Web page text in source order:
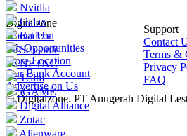
Nvidia
Galax
Radeon
Seasonic
NETAC
Team
iGAME
Digital Alliance
Zotac
Alienware
Digitalzone
About Us
Job Opportunities
Store Location
Our Bank Account
Advertise on Us
Support
Contact
Terms &
Privacy
FAQ
© Digitalzone. PT Anugerah Digital